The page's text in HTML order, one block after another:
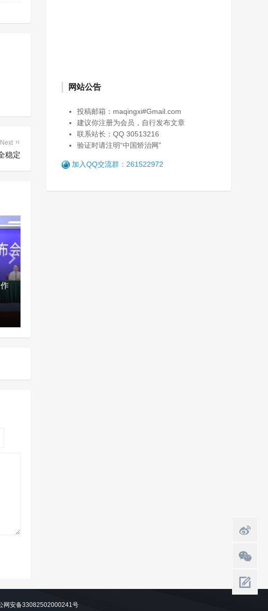
Next
稳定
网站公告
投稿邮箱：maqingxi#Gmail.com
建议你注册为会员，自行发布文章
联系站长：QQ 30513216
验证时请注明“中国矫治网”
加入QQ交流群：261522972
网安备33082502000241号